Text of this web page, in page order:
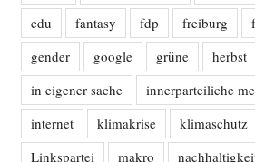
cdu
fantasy fdp freiburg
gender
google grüne herbst
in eigener sache
innerparteiliche
internet
klimakrise klimaschutz
Linkspartei
makro